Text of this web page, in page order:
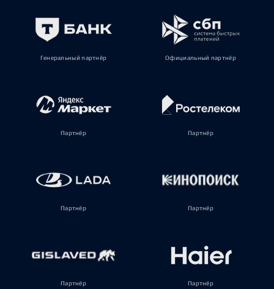
Генеральный партнёр Официальный партнёр
Партнёр Партнёр
Партнёр Партнёр
Партнёр Партнёр